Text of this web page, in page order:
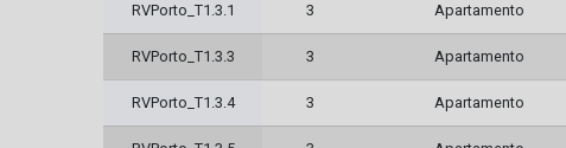
RVPorto_T1.3.1 3 Apartamento
RVPorto_T1.3.3 3 Apartamento
RVPorto_T1.3.4 3 Apartamento